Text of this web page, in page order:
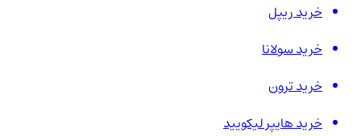
خرید ریپل
خرید سولانا
خرید ترون
خرید هایپر لیکویید